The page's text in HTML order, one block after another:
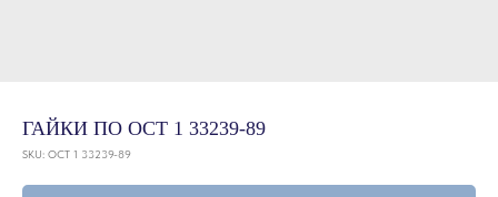
ГАЙКИ ПО ОСТ 1 33239-89
SKU: ОСТ 1 33239-89